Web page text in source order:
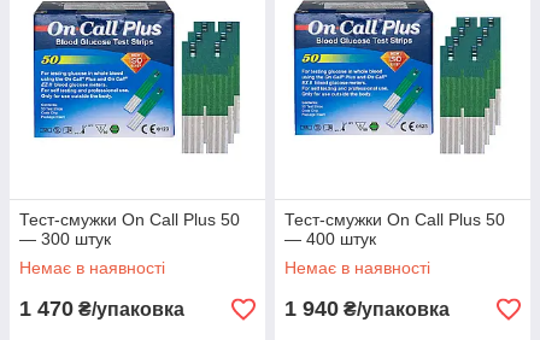
може бути комфортною!
Оформити замовлення
Тест-смужки On Call Plus 50
— 300 штук
Немає в наявності
1 470 ₴/упаковка
Тест-смужки On Call Plus 50
— 400 штук
Немає в наявності
1 940 ₴/упаковка